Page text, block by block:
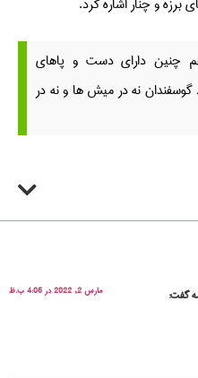
و چنار اشاره کرد.
چنین دارای دست و پاهای
گوسفندان نه در میش ها و نه در
گفت: مارس 2, 2022 در 4:05 ب.ظ